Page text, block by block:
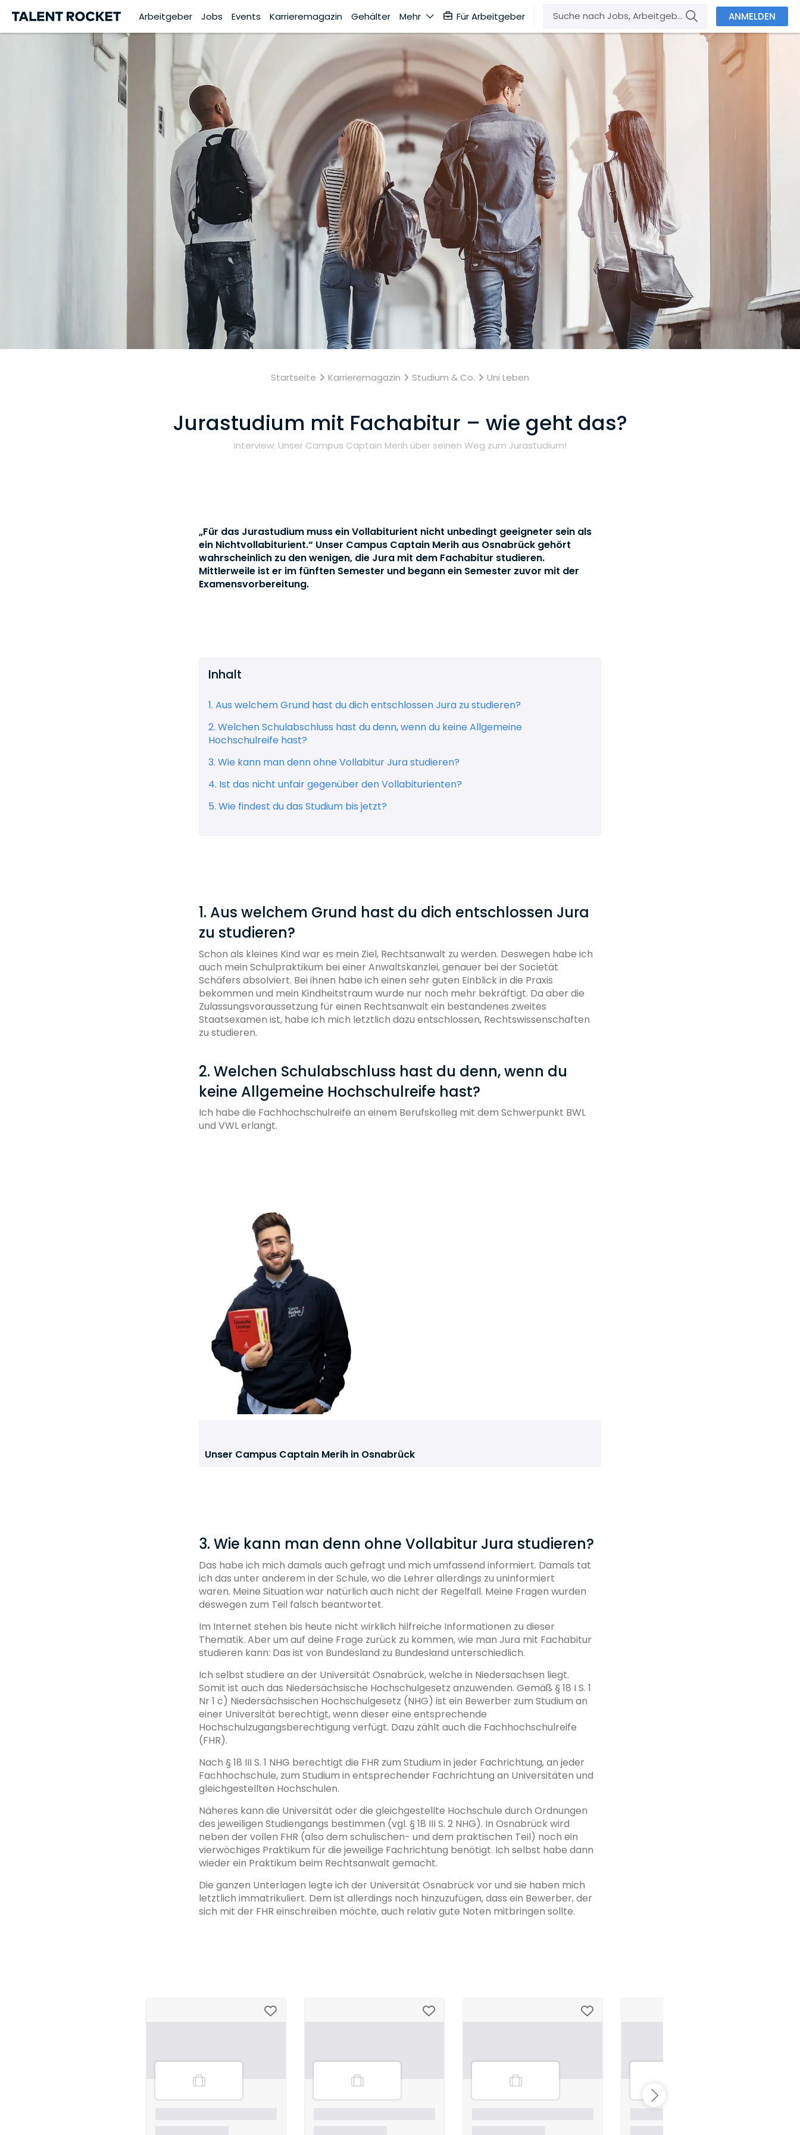
Arbeitgeber Jobs Events Karrieremagazin Gehälter Mehr Für Arbeitgeber ANMELDEN
Startseite Karrieremagazin Studium & Co. Uni Leben
Jurastudium mit Fachabitur – wie geht das?
Interview: Unser Campus Captain Merih über seinen Weg zum Jurastudium!
„Für das Jurastudium muss ein Vollabiturient nicht unbedingt geeigneter sein als
ein Nichtvollabiturient.“ Unser Campus Captain Merih aus Osnabrück gehört
wahrscheinlich zu den wenigen, die Jura mit dem Fachabitur studieren.
Mittlerweile ist er im fünften Semester und begann ein Semester zuvor mit der
Examensvorbereitung.
Inhalt
1. Aus welchem Grund hast du dich entschlossen Jura zu studieren?
2. Welchen Schulabschluss hast du denn, wenn du keine Allgemeine
Hochschulreife hast?
3. Wie kann man denn ohne Vollabitur Jura studieren?
4. Ist das nicht unfair gegenüber den Vollabiturienten?
5. Wie findest du das Studium bis jetzt?
1. Aus welchem Grund hast du dich entschlossen Jura
zu studieren?
Schon als kleines Kind war es mein Ziel, Rechtsanwalt zu werden. Deswegen habe ich
auch mein Schulpraktikum bei einer Anwaltskanzlei, genauer bei der Societät
Schäfers absolviert. Bei ihnen habe ich einen sehr guten Einblick in die Praxis
bekommen und mein Kindheitstraum wurde nur noch mehr bekräftigt. Da aber die
Zulassungsvoraussetzung für einen Rechtsanwalt ein bestandenes zweites
Staatsexamen ist, habe ich mich letztlich dazu entschlossen, Rechtswissenschaften
zu studieren.
2. Welchen Schulabschluss hast du denn, wenn du
keine Allgemeine Hochschulreife hast?
Ich habe die Fachhochschulreife an einem Berufskolleg mit dem Schwerpunkt BWL
und VWL erlangt.
Unser Campus Captain Merih in Osnabrück
3. Wie kann man denn ohne Vollabitur Jura studieren?
Das habe ich mich damals auch gefragt und mich umfassend informiert. Damals tat
ich das unter anderem in der Schule, wo die Lehrer allerdings zu uninformiert
waren. Meine Situation war natürlich auch nicht der Regelfall. Meine Fragen wurden
deswegen zum Teil falsch beantwortet.
Im Internet stehen bis heute nicht wirklich hilfreiche Informationen zu dieser
Thematik. Aber um auf deine Frage zurück zu kommen, wie man Jura mit Fachabitur
studieren kann: Das ist von Bundesland zu Bundesland unterschiedlich.
Ich selbst studiere an der Universität Osnabrück, welche in Niedersachsen liegt.
Somit ist auch das Niedersächsische Hochschulgesetz anzuwenden. Gemäß § 18 I S. 1
Nr 1 c) Niedersächsischen Hochschulgesetz (NHG) ist ein Bewerber zum Studium an
einer Universität berechtigt, wenn dieser eine entsprechende
Hochschulzugangsberechtigung verfügt. Dazu zählt auch die Fachhochschulreife
(FHR).
Nach § 18 III S. 1 NHG berechtigt die FHR zum Studium in jeder Fachrichtung, an jeder
Fachhochschule, zum Studium in entsprechender Fachrichtung an Universitäten und
gleichgestellten Hochschulen.
Näheres kann die Universität oder die gleichgestellte Hochschule durch Ordnungen
des jeweiligen Studiengangs bestimmen (vgl. § 18 III S. 2 NHG). In Osnabrück wird
neben der vollen FHR (also dem schulischen- und dem praktischen Teil) noch ein
vierwöchiges Praktikum für die jeweilige Fachrichtung benötigt. Ich selbst habe dann
wieder ein Praktikum beim Rechtsanwalt gemacht.
Die ganzen Unterlagen legte ich der Universität Osnabrück vor und sie haben mich
letztlich immatrikuliert. Dem ist allerdings noch hinzuzufügen, dass ein Bewerber, der
sich mit der FHR einschreiben möchte, auch relativ gute Noten mitbringen sollte.